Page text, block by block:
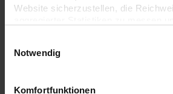
Website sicherzustellen, die
Ihre Einwilligung ist freiwillig und
Link „Cookie-Einstellungen“ im
verwendeten Technologien und den
Notwendig
Komfortfunktionen
werden in dem Garn verzwirnt und
Polyacryl macht das Garn pflegeleicht